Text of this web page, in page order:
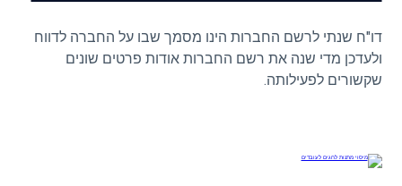
דו"ח שנתי לרשם החברות הינו מסמך שבו על החברה לדווח
ולעדכן מדי שנה את רשם החברות אודות פרטים שונים
שקשורים לפעילותה.